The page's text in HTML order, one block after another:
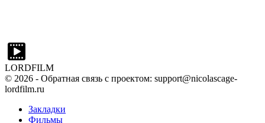
LORDFILM
© 2026 - Обратная связь с проектом: support@nicolascage-
lordfilm.ru
Закладки
Фильмы